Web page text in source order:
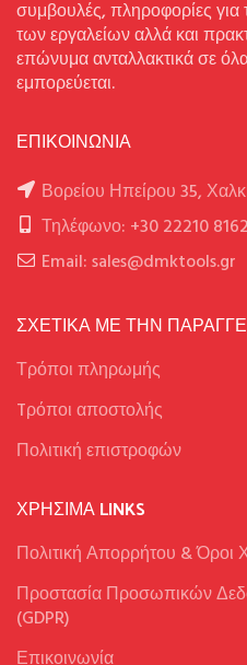
συμβουλές, πληροφορίες για
των εργαλείων αλλά και
επώνυμα ανταλλακτικά σε
εμπορεύεται.
ΕΠΙΚΟΙΝΩΝΙΑ
Βορείου Ηπείρου 35,
Τηλέφωνο: +30 22210
Email: sales@dmktools.gr
ΣΧΕΤΙΚΑ ΜΕ ΤΗΝ
Τρόποι πληρωμής
Tρόποι αποστολής
Πολιτική επιστροφών
ΧΡΉΣΙΜΑ LINKS
Πολιτική Απορρήτου & Όροι
Προστασία Προσωπικών
(GDPR)